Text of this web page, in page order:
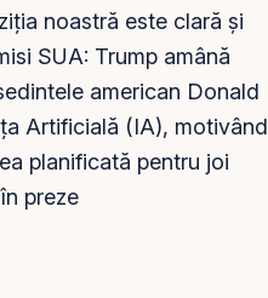
noastră este clară și
SUA: Trump amână
american Donald
Artificială (IA), motivând
planificată pentru joi
preze